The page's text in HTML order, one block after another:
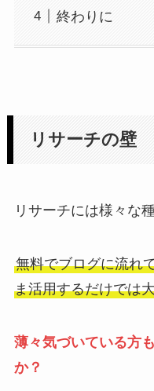
終わりに
リサーチの壁
リサーチには様々な
無料でブログに流れ
ま活用するだけでは
薄々気づいている方
か？